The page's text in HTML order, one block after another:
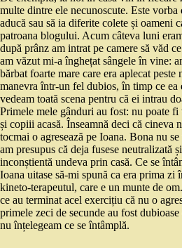
multe dintre ele necunoscute. Este vorba
aducă sau să ia diferite colete și oameni
patroana blogului. Acum câteva luni
după prânz am intrat pe camere să văd
am văzut mi-a înghețat sângele în vine:
bărbat foarte mare care era aplecat peste
manevra într-un fel dubios, în timp ce ea
vedeam toată scena pentru că ei intrau
Primele mele gânduri au fost: nu poate fi
și copiii acasă. Înseamnă deci că cineva
tocmai o agresează pe Ioana. Bona nu
am presupus că deja fusese neutralizată
inconștientă undeva prin casă. Ce se
Ioana uitase să-mi spună ca era prima zi
kineto-terapeutul, care e un munte de
ce au terminat acel exercițiu că nu o
primele zeci de secunde au fost
nu înțelegeam ce se întâmplă.